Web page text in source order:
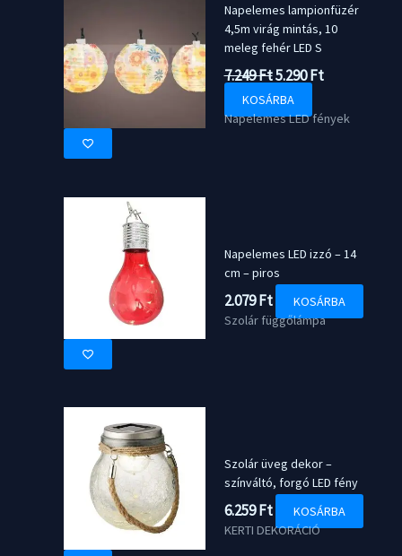
Napelemes lampionfüzér
4,5m virág mintás, 10
meleg fehér LED S
7.249FtOriginal
price
was:
5.290FtCurrent
is:
5.290 Ft.
KOSÁRBA
Napelemes LED fények
Napelemes LED izzó – 14
cm – piros
2.079Ft
KOSÁRBA
Szolár függőlámpa
Szolár üveg dekor –
színváltó, forgó LED fény
6.259Ft
KOSÁRBA
KERTI DEKORÁCIÓ